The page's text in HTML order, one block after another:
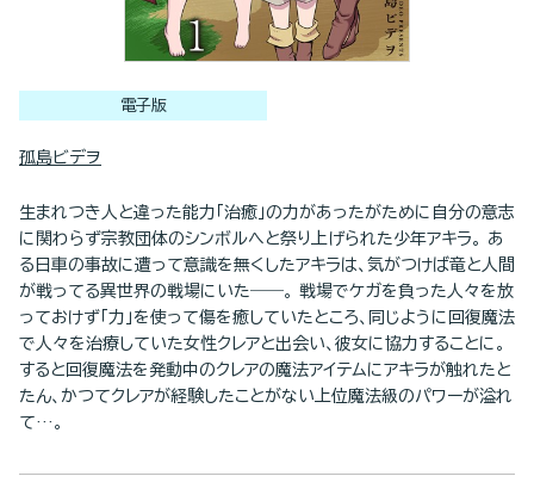
電子版
孤島ビデヲ
生まれつき人と違った能力「治癒」の力があったがために自分の意志
に関わらず宗教団体のシンボルへと祭り上げられた少年アキラ。 あ
る日車の事故に遭って意識を無くしたアキラは、気がつけば竜と人間
が戦ってる異世界の戦場にいた――。 戦場でケガを負った人々を放
っておけず「力」を使って傷を癒していたところ、同じように回復魔法
で人々を治療していた女性クレアと出会い、彼女に協力することに。
すると回復魔法を発動中のクレアの魔法アイテムにアキラが触れたと
たん、かつてクレアが経験したことがない上位魔法級のパワーが溢れ
て…。